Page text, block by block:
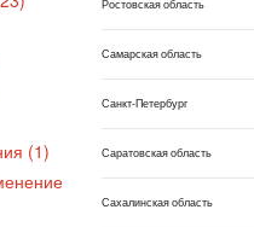
(1)
Ростовская область
Самарская область
Санкт-Петербург
Саратовская область
Сахалинская область